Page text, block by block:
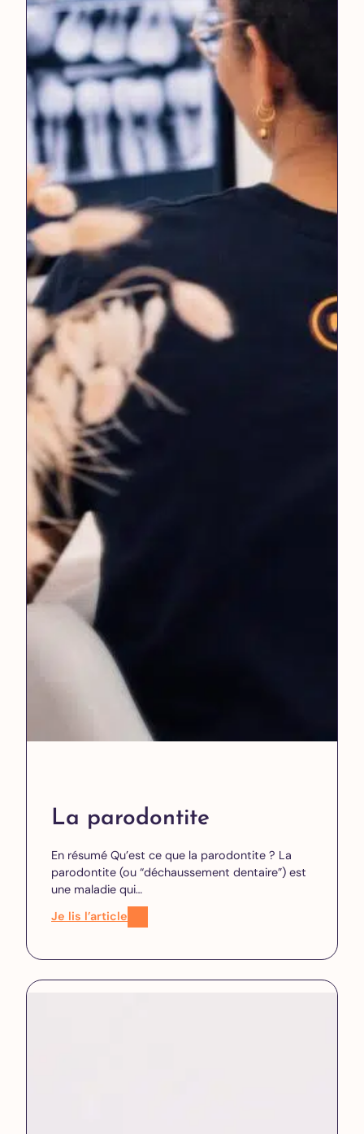
La parodontite
En résumé Qu’est ce que la parodontite ? La
parodontite (ou “déchaussement dentaire”) est
une maladie qui…
Je lis l’article